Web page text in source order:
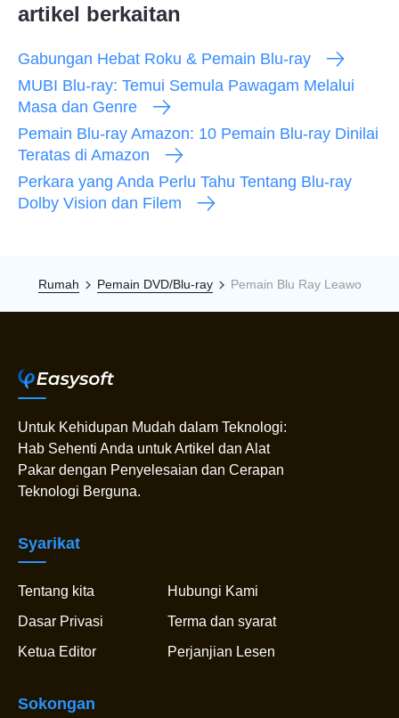
artikel berkaitan
Gabungan Hebat Roku & Pemain Blu-ray
MUBI Blu-ray: Temui Semula Pawagam Melalui
Masa dan Genre
Pemain Blu-ray Amazon: 10 Pemain Blu-ray Dinilai
Teratas di Amazon
Perkara yang Anda Perlu Tahu Tentang Blu-ray
Dolby Vision dan Filem
Rumah Pemain DVD/Blu-ray Pemain Blu Ray Leawo
Untuk Kehidupan Mudah dalam Teknologi:
Hab Sehenti Anda untuk Artikel dan Alat
Pakar dengan Penyelesaian dan Cerapan
Teknologi Berguna.
Syarikat
Tentang kita
Hubungi Kami
Dasar Privasi
Terma dan syarat
Ketua Editor
Perjanjian Lesen
Sokongan